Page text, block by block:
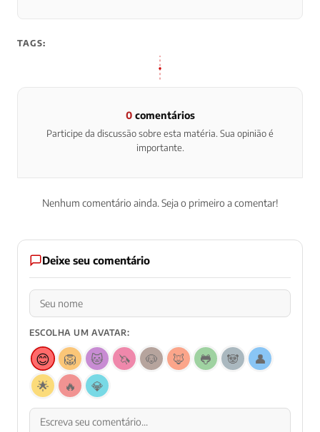
TAGS:
0comentários
Participe da discussão sobre esta matéria. Sua opinião é
importante.
Nenhum comentário ainda. Seja o primeiro a comentar!
Deixe seu comentário
ESCOLHA UM AVATAR:
😊 🦁 🐱 🦄 🐶 🦊 🐸 🐼
👤
🌟
🔥 💎